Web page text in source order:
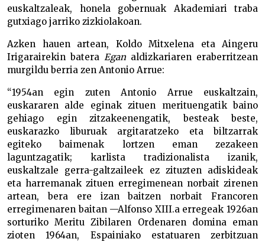
euskaltzaleak, honela gobernuak Akademiari traba
gutxiago jarriko zizkiolakoan.
Azken hauen artean, Koldo Mitxelena eta Aingeru
Irigarairekin batera Egan aldizkariaren eraberritzean
murgildu berria zen Antonio Arrue:
“1954an egin zuten Antonio Arrue euskaltzain,
euskararen alde eginak zituen merituengatik baino
gehiago egin zitzakeenengatik, besteak beste,
euskarazko liburuak argitaratzeko eta biltzarrak
egiteko baimenak lortzen eman zezakeen
laguntzagatik; karlista tradizionalista izanik,
euskaltzale gerra-galtzaileek ez zituzten adiskideak
eta harremanak zituen erregimenean norbait zirenen
artean, bera ere izan baitzen norbait Francoren
erregimenaren baitan —Alfonso XIII.a erregeak 1926an
sorturiko Meritu Zibilaren Ordenaren domina eman
zioten 1964an, Espainiako estatuaren zerbitzuan